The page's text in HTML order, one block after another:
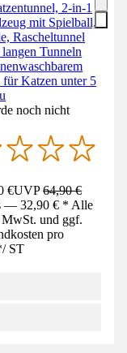
2-in-1
mit Spielball,
Rascheltunnel
Tunneln
für Katzen unter 5
noch nicht
€UVP64,90 €
— 32,90 € * Alle
und ggf.
pro
/ ST